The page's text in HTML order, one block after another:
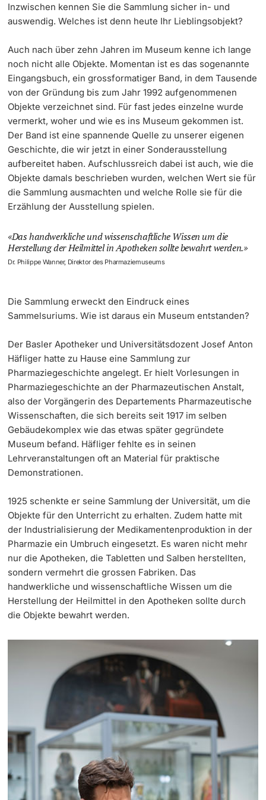
Inzwischen kennen Sie die Sammlung sicher in- und
auswendig. Welches ist denn heute Ihr Lieblingsobjekt?
Auch nach über zehn Jahren im Museum kenne ich lange
noch nicht alle Objekte. Momentan ist es das sogenannte
Eingangsbuch, ein grossformatiger Band, in dem Tausende
von der Gründung bis zum Jahr 1992 aufgenommenen
Objekte verzeichnet sind. Für fast jedes einzelne wurde
vermerkt, woher und wie es ins Museum gekommen ist.
Der Band ist eine spannende Quelle zu unserer eigenen
Geschichte, die wir jetzt in einer Sonderausstellung
aufbereitet haben. Aufschlussreich dabei ist auch, wie die
Objekte damals beschrieben wurden, welchen Wert sie für
die Sammlung ausmachten und welche Rolle sie für die
Erzählung der Ausstellung spielen.
Das handwerkliche und wissenschaftliche Wissen um die
Herstellung der Heilmittel in Apotheken sollte bewahrt werden.
Dr. Philippe Wanner, Direktor des Pharmaziemuseums
Die Sammlung erweckt den Eindruck eines
Sammelsuriums. Wie ist daraus ein Museum entstanden?
Der Basler Apotheker und Universitätsdozent Josef Anton
Häfliger hatte zu Hause eine Sammlung zur
Pharmaziegeschichte angelegt. Er hielt Vorlesungen in
Pharmaziegeschichte an der Pharmazeutischen Anstalt,
also der Vorgängerin des Departements Pharmazeutische
Wissenschaften, die sich bereits seit 1917 im selben
Gebäudekomplex wie das etwas später gegründete
Museum befand. Häfliger fehlte es in seinen
Lehrveranstaltungen oft an Material für praktische
Demonstrationen.
1925 schenkte er seine Sammlung der Universität, um die
Objekte für den Unterricht zu erhalten. Zudem hatte mit
der Industrialisierung der Medikamentenproduktion in der
Pharmazie ein Umbruch eingesetzt. Es waren nicht mehr
nur die Apotheken, die Tabletten und Salben herstellten,
sondern vermehrt die grossen Fabriken. Das
handwerkliche und wissenschaftliche Wissen um die
Herstellung der Heilmittel in den Apotheken sollte durch
die Objekte bewahrt werden.